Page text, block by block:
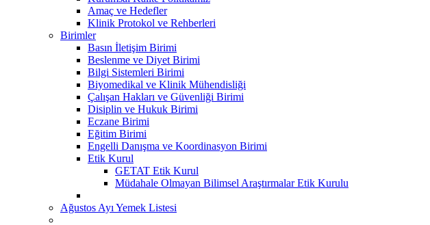
Amaç ve Hedefler
Klinik Protokol ve Rehberleri
Birimler
Basın İletişim Birimi
Beslenme ve Diyet Birimi
Bilgi Sistemleri Birimi
Biyomedikal ve Klinik Mühendisliği
Çalışan Hakları ve Güvenliği Birimi
Disiplin ve Hukuk Birimi
Eczane Birimi
Eğitim Birimi
Engelli Danışma ve Koordinasyon Birimi
Etik Kurul
GETAT Etik Kurul
Müdahale Olmayan Bilimsel Araştırmalar Etik Kurulu
Ağustos Ayı Yemek Listesi